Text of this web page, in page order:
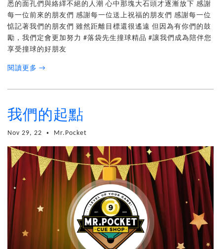
悉的面孔們與絡繹不絕的人潮 心中那塊大石頭才逐漸放下 感謝
每一位前來的朋友們 感謝每一位送上祝福的朋友們 感謝每一位
惦記著我們的朋友們 雖然距離目標還很遙遠 但因為有你們的鼓
勵，我們定會更加努力 #落袋先生撞球精品 #讓我們成為陪伴您
享受撞球的好朋友
閱讀更多 →
我們的起點
Nov 29, 22 • Mr.Pocket